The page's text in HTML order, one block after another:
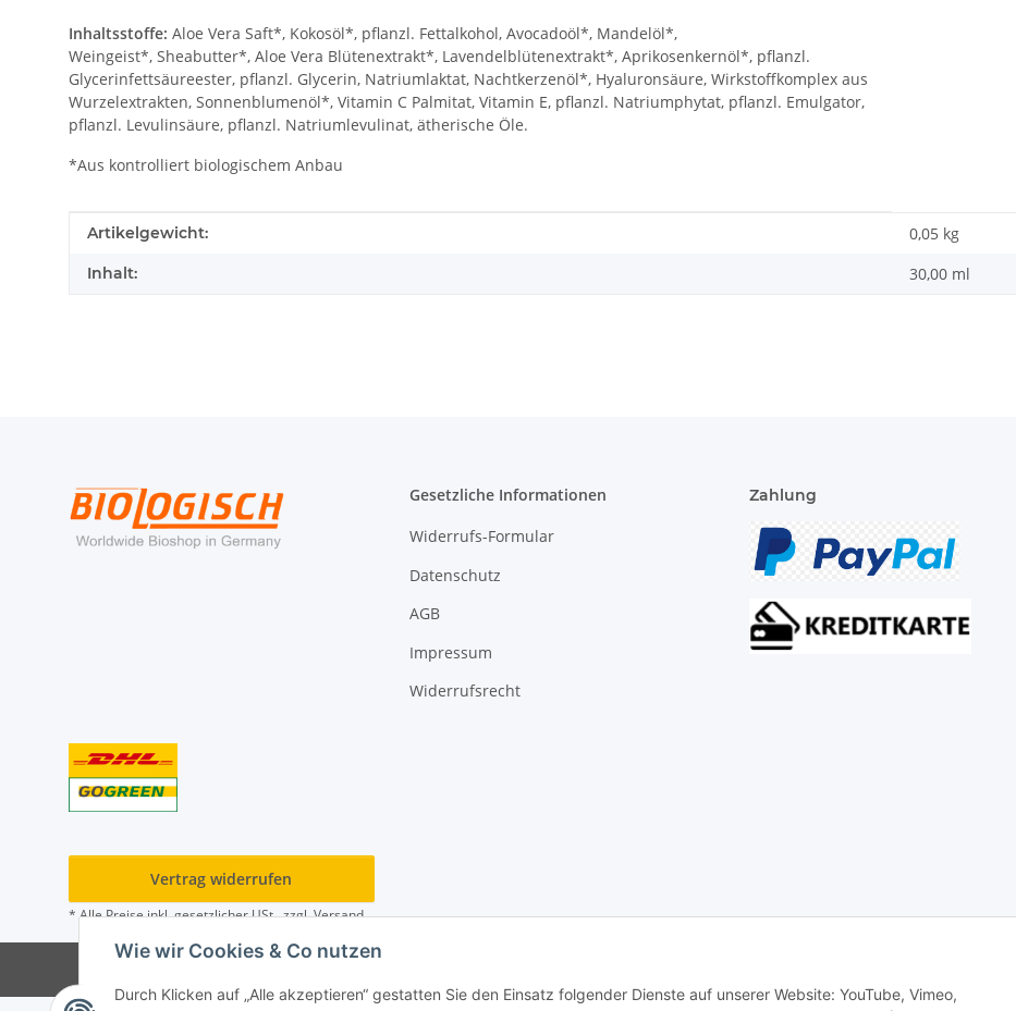
Wie wir Cookies & Co nutzen
Durch Klicken auf „Alle akzeptieren“ gestatten Sie den Einsatz folgender Dienste auf unserer Website: YouTube, Vimeo,
Inhaltsstoffe: Aloe Vera Saft*, Kokosöl*, pflanzl. Fettalkohol, Avocadoöl*, Mandelöl*,
Weingeist*, Sheabutter*, Aloe Vera Blütenextrakt*, Lavendelblütenextrakt*, Aprikosenkernöl*, pflanzl.
Glycerinfettsäureester, pflanzl. Glycerin, Natriumlaktat, Nachtkerzenöl*, Hyaluronsäure, Wirkstoffkomplex aus
Wurzelextrakten, Sonnenblumenöl*, Vitamin C Palmitat, Vitamin E, pflanzl. Natriumphytat, pflanzl. Emulgator,
pflanzl. Levulinsäure, pflanzl. Natriumlevulinat, ätherische Öle.
*Aus kontrolliert biologischem Anbau
Produkteigenschaft
Wert
Artikelgewicht: 0,05 kg
Inhalt: 30,00 ml
Gesetzliche Informationen
Widerrufs-Formular
Datenschutz
AGB
Impressum
Widerrufsrecht
Zahlung
Vertrag widerrufen
* Alle Preise inkl. gesetzlicher USt., zzgl.Versand